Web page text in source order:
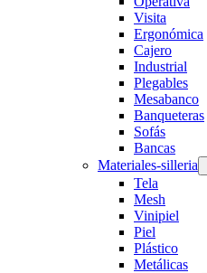
Visita
Ergonómica
Cajero
Industrial
Plegables
Mesabanco
Banqueteras
Sofás
Bancas
Materiales-silleria
Tela
Mesh
Vinipiel
Piel
Plástico
Metálicas